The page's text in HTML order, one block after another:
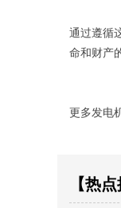
通过遵循
命和财产
更多发电
【热点